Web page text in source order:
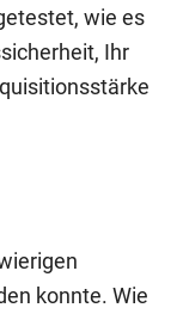
wie es
Ihr
konnte. Wie